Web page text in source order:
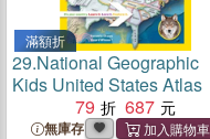
滿額折
29.National Geographic
Kids United States Atlas
79
687
無庫存